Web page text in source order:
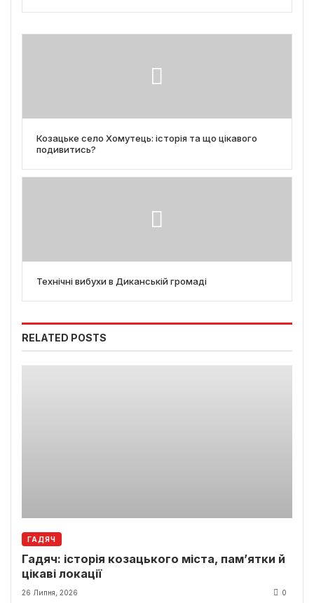
Козацьке село Хомутець: історія та що цікавого
подивитись?
Технічні вибухи в Диканській громаді
RELATED POSTS
ГАДЯЧ
Гадяч: історія козацького міста, пам’ятки й
цікаві локації
26 Липня, 2026 0